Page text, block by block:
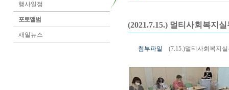
행사일정
포토앨범
새일뉴스
(2021.7.15.) 멀티사회복지
첨부파일 (7.15.)멀티사회복지